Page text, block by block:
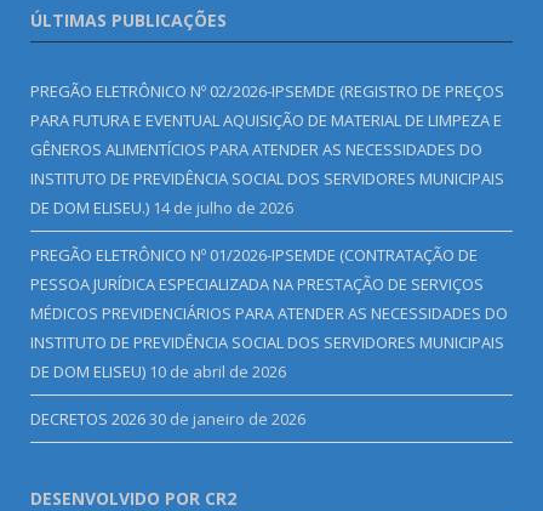
ÚLTIMAS PUBLICAÇÕES
PREGÃO ELETRÔNICO Nº 02/2026-IPSEMDE (REGISTRO DE PREÇOS
PARA FUTURA E EVENTUAL AQUISIÇÃO DE MATERIAL DE LIMPEZA E
GÊNEROS ALIMENTÍCIOS PARA ATENDER AS NECESSIDADES DO
INSTITUTO DE PREVIDÊNCIA SOCIAL DOS SERVIDORES MUNICIPAIS
DE DOM ELISEU.) 14 de julho de 2026
PREGÃO ELETRÔNICO Nº 01/2026-IPSEMDE (CONTRATAÇÃO DE
PESSOA JURÍDICA ESPECIALIZADA NA PRESTAÇÃO DE SERVIÇOS
MÉDICOS PREVIDENCIÁRIOS PARA ATENDER AS NECESSIDADES DO
INSTITUTO DE PREVIDÊNCIA SOCIAL DOS SERVIDORES MUNICIPAIS
DE DOM ELISEU) 10 de abril de 2026
DECRETOS 202630 de janeiro de 2026
DESENVOLVIDO POR CR2